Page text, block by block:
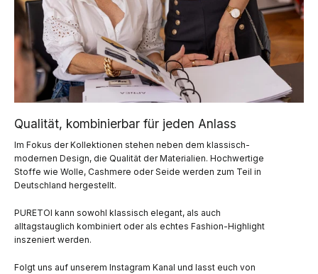
Qualität, kombinierbar für jeden Anlass
Im Fokus der Kollektionen stehen neben dem klassisch-
modernen Design, die Qualität der Materialien. Hochwertige
Stoffe wie Wolle, Cashmere oder Seide werden zum Teil in
Deutschland hergestellt.
PURETOI kann sowohl klassisch elegant, als auch
alltagstauglich kombiniert oder als echtes Fashion-Highlight
inszeniert werden.
Folgt uns auf unserem Instagram Kanal und lasst euch von